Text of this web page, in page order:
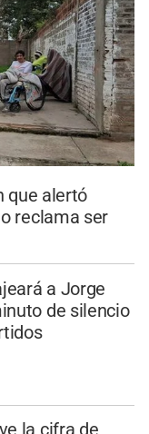
que alertó
reclama ser
a Jorge
de silencio